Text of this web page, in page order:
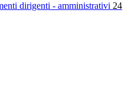
dirigenti - amministrativi 24